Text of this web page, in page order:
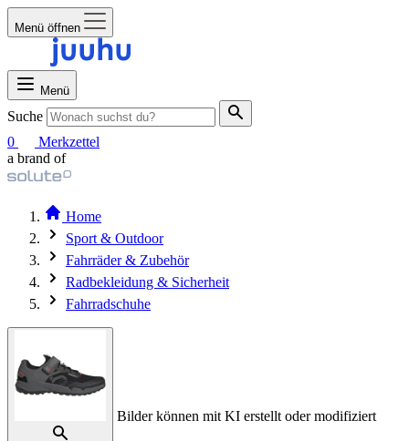
Menü öffnen
Menü
Suche
0
Merkzettel
a brand of
Home
Sport & Outdoor
Fahrräder & Zubehör
Radbekleidung & Sicherheit
Fahrradschuhe
Bilder können mit KI erstellt oder modifiziert